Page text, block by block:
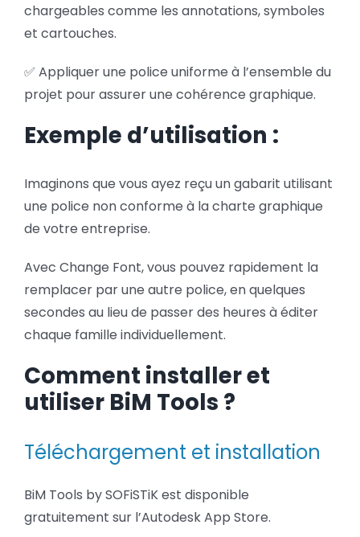
chargeables comme les annotations, symboles
et cartouches.
✅ Appliquer une police uniforme à l’ensemble du
projet pour assurer une cohérence graphique.
Exemple d’utilisation :
Imaginons que vous ayez reçu un gabarit utilisant
une police non conforme à la charte graphique
de votre entreprise.
Avec Change Font, vous pouvez rapidement la
remplacer par une autre police, en quelques
secondes au lieu de passer des heures à éditer
chaque famille individuellement.
Comment installer et
utiliser BiM Tools ?
Téléchargement et installation
BiM Tools by SOFiSTiK est disponible
gratuitement sur l’Autodesk App Store.